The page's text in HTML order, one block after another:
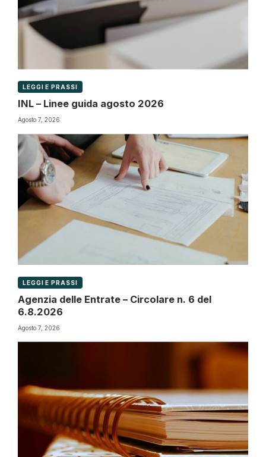
LEGGI E PRASSI
INL – Linee guida agosto 2026
Agosto 7, 2026
LEGGI E PRASSI
Agenzia delle Entrate – Circolare n. 6 del
6.8.2026
Agosto 7, 2026